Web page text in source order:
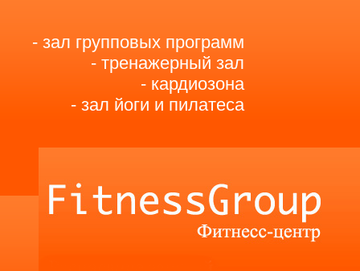
- зал групповых программ
- тренажерный зал
- кардиозона
- зал йоги и пилатеса